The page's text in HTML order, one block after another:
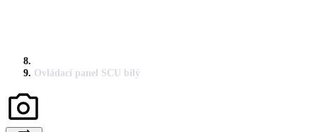
Ovládací panel SCU bílý